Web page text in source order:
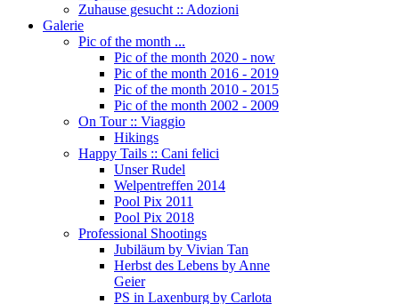
Zuhause gesucht :: Adozioni
Galerie
Pic of the month ...
Pic of the month 2020 - now
Pic of the month 2016 - 2019
Pic of the month 2010 - 2015
Pic of the month 2002 - 2009
On Tour :: Viaggio
Hikings
Happy Tails :: Cani felici
Unser Rudel
Welpentreffen 2014
Pool Pix 2011
Pool Pix 2018
Professional Shootings
Jubiläum by Vivian Tan
Herbst des Lebens by Anne
Geier
PS in Laxenburg by Carlota